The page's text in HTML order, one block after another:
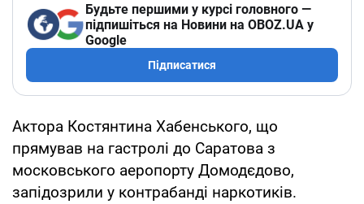
Будьте першими у курсі головного —
підпишіться на Новини на OBOZ.UA у
Google
Підписатися
Актора Костянтина Хабенського, що
прямував на гастролі до Саратова з
московського аеропорту Домодєдово,
запідозрили у контрабанді наркотиків.